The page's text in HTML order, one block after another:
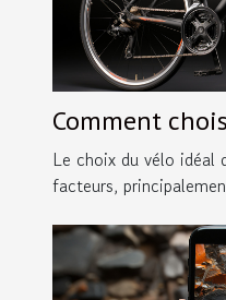
Comment
Le choix du vélo idéal
facteurs,